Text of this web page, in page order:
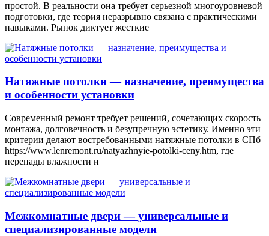
простой. В реальности она требует серьезной многоуровневой
подготовки, где теория неразрывно связана с практическими
навыками. Рынок диктует жесткие
Натяжные потолки — назначение, преимущества
и особенности установки
Современный ремонт требует решений, сочетающих скорость
монтажа, долговечность и безупречную эстетику. Именно эти
критерии делают востребованными натяжные потолки в СПб
https://www.lenremont.ru/natyazhnyie-potolki-ceny.htm, где
перепады влажности и
Межкомнатные двери — универсальные и
специализированные модели